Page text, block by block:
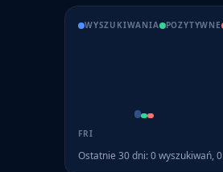
WYSZUKIWANIA POZYTYWNE
FRI
Ostatnie 30 dni:0wyszukiwań,0